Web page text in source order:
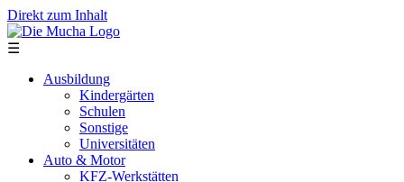
Direkt zum Inhalt
☰
Ausbildung
Kindergärten
Schulen
Sonstige
Universitäten
Auto & Motor
KFZ-Werkstätten